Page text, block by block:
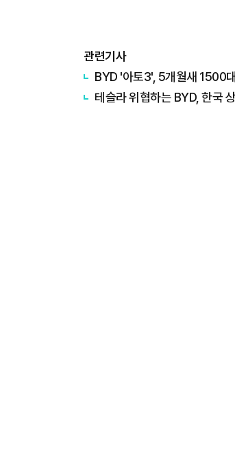
관련기사
BYD '아토3', 5개월새 1500
테슬라 위협하는 BYD, 한국